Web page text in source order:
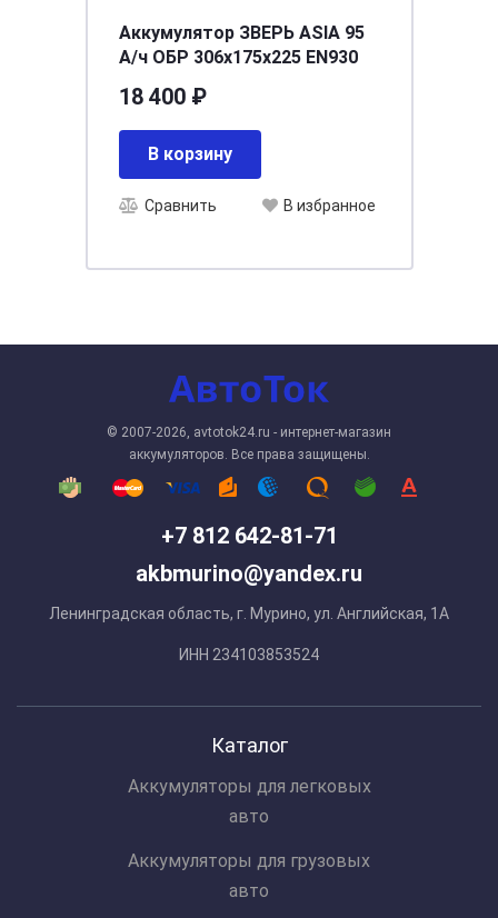
Аккумулятор ЗВЕРЬ ASIA 95
А/ч ОБР 306x175x225 EN930
18 400 ₽
В корзину
Сравнить В избранное
+7 812 642-81-71
akbmurino@yandex.ru
Ленинградская область, г. Мурино, ул. Английская, 1А
ИНН 234103853524
© 2007-2026, avtotok24.ru - интернет-магазин
аккумуляторов. Все права защищены.
Каталог
Аккумуляторы для легковых
авто
Аккумуляторы для грузовых
авто